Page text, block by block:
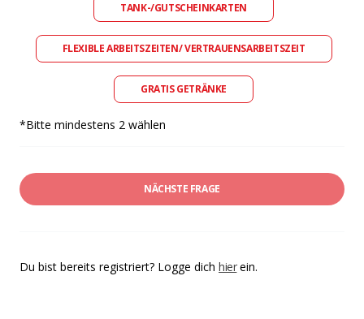
TANK-/GUTSCHEINKARTEN
FLEXIBLE ARBEITSZEITEN/ VERTRAUENSARBEITSZEIT
GRATIS GETRÄNKE
*Bitte mindestens 2 wählen
NÄCHSTE FRAGE
Du bist bereits registriert? Logge dich hierein.